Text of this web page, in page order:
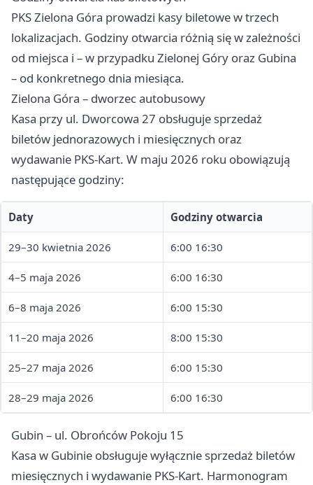
PKS Zielona Góra prowadzi kasy biletowe w trzech
lokalizacjach. Godziny otwarcia różnią się w zależności
od miejsca i – w przypadku Zielonej Góry oraz Gubina
– od konkretnego dnia miesiąca.
Zielona Góra – dworzec autobusowy
Kasa przy ul. Dworcowa 27 obsługuje sprzedaż
biletów jednorazowych i miesięcznych oraz
wydawanie PKS-Kart. W maju 2026 roku obowiązują
następujące godziny:
Daty Godziny otwarcia
29–30 kwietnia 2026 6:00 16:30
4–5 maja 2026 6:00 16:30
6–8 maja 2026 6:00 15:30
11–20 maja 2026 8:00 15:30
25–27 maja 2026 6:00 15:30
28–29 maja 2026 6:00 16:30
Gubin – ul. Obrońców Pokoju 15
Kasa w Gubinie obsługuje wyłącznie sprzedaż biletów
miesięcznych i wydawanie PKS-Kart. Harmonogram